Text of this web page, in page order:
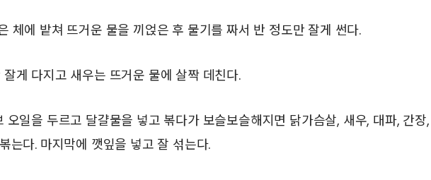
체에 밭쳐 뜨거운 물을 끼얹은 후 물기를 짜서 반 정도만 잘게 썬다.
게 다지고 새우는 뜨거운 물에 살짝 데친다.
오일을 두르고 달걀물을 넣고 볶다가 보슬보슬해지면 닭가슴살, 새우, 대파, 간장,
는다. 마지막에 깻잎을 넣고 잘 섞는다.